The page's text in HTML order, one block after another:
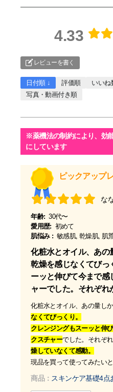
4.33
レビューを書く
日付順 ↓ 評価順 いいね
写真・動画付き順
ピックアップ
な
年齢: 30代〜
愛用歴: 初めて
肌悩み : 敏感肌, 乾燥肌, 肌
化粧水とオイル、あの
乾燥を感じなくてびっ
ーッと伸びて今まで感
ャーでした。それぞれ
化粧水とオイル、あの量し
なくてびっくり。
クレンジングもスーッと伸
クスチャーでした。それぞ
燥していなくて感動。
現品を買って使ってみたいと
商品： スキンケア基礎4点